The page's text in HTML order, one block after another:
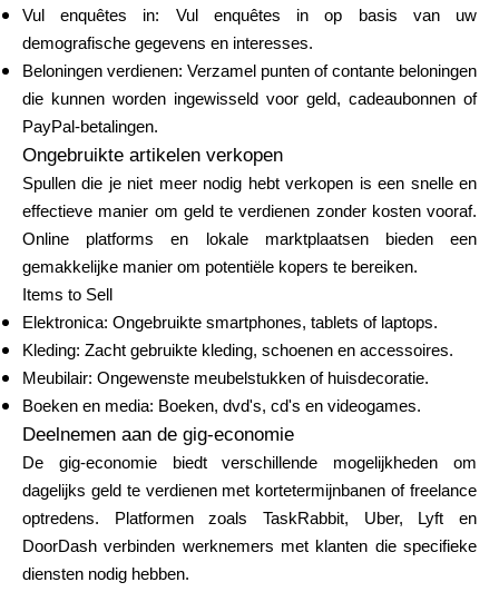
+372 712 2955
Vul enquêtes in: Vul enquêtes in op basis van uw
demografische gegevens en interesses.
Beloningen verdienen: Verzamel punten of contante beloningen
die kunnen worden ingewisseld voor geld, cadeaubonnen of
PayPal-betalingen.
Ongebruikte artikelen verkopen
Spullen die je niet meer nodig hebt verkopen is een snelle en
effectieve manier om geld te verdienen zonder kosten vooraf.
Online platforms en lokale marktplaatsen bieden een
gemakkelijke manier om potentiële kopers te bereiken.
Items to Sell
Elektronica: Ongebruikte smartphones, tablets of laptops.
Kleding: Zacht gebruikte kleding, schoenen en accessoires.
Meubilair: Ongewenste meubelstukken of huisdecoratie.
Boeken en media: Boeken, dvd's, cd's en videogames.
Deelnemen aan de gig-economie
De gig-economie biedt verschillende mogelijkheden om
dagelijks geld te verdienen met kortetermijnbanen of freelance
optredens. Platformen zoals TaskRabbit, Uber, Lyft en
DoorDash verbinden werknemers met klanten die specifieke
diensten nodig hebben.